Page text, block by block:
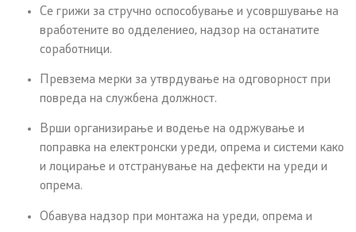
Се грижи за стручно оспособување и усовршување на
вработените во одделениео, надзор на останатите
соработници.
Превзема мерки за утврдување на одговорност при
повреда на службена должност.
Врши организирање и водење на одржување и
поправка на електронски уреди, опрема и системи како
и лоцирање и отстранување на дефекти на уреди и
опрема.
Обавува надзор при монтажа на уреди, опрема и